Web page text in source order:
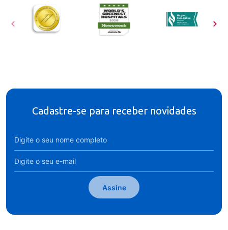
Cadastre-se para receber novidades
Assine